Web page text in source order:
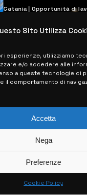
Sito Utilizza
esperienze, utilizziamo
e/o accedere alle
a queste tecnologie ci
il comportamento di
Accetta
Nega
Preferenze
Cookie Policy
Catania | Opportunità di
28 MARZO 2024